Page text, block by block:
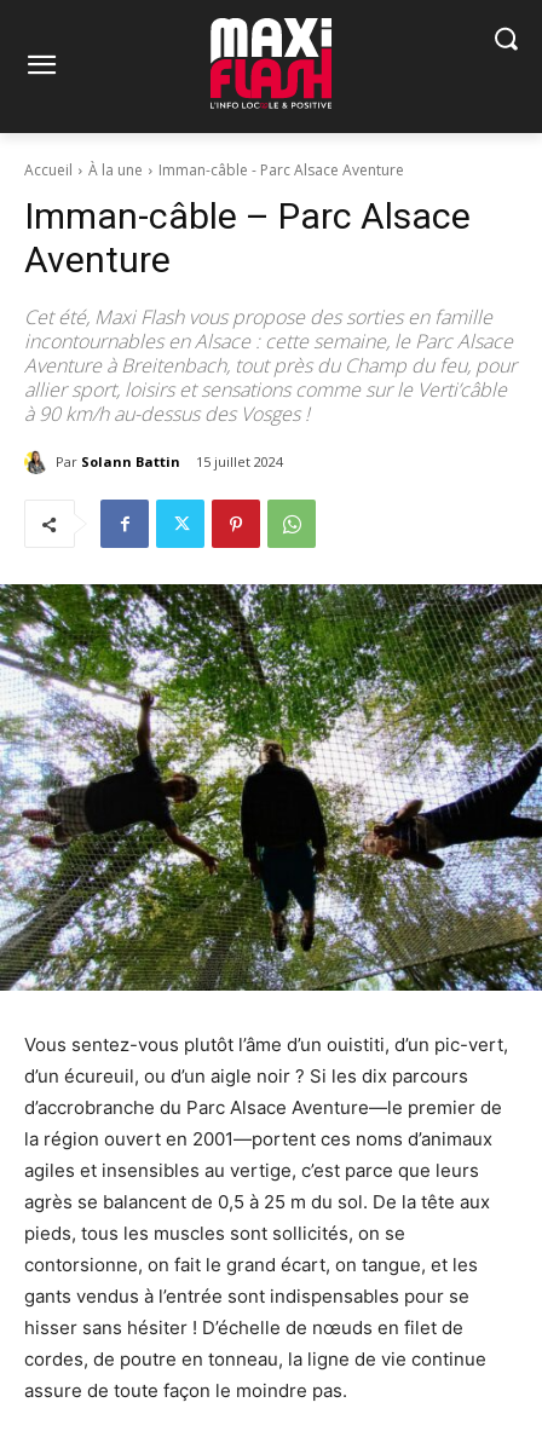
Accueil À la une Imman-câble - Parc Alsace Aventure
Imman-câble – Parc Alsace
Aventure
Cet été, Maxi Flash vous propose des sorties en famille
incontournables en Alsace : cette semaine, le Parc Alsace
Aventure à Breitenbach, tout près du Champ du feu, pour
allier sport, loisirs et sensations comme sur le Verti’câble
à 90 km/h au-dessus des Vosges !
Par Solann Battin 15 juillet 2024
Vous sentez-vous plutôt l’âme d’un ouistiti, d’un pic-vert,
d’un écureuil, ou d’un aigle noir ? Si les dix parcours
d’accrobranche du Parc Alsace Aventure—le premier de
la région ouvert en 2001—portent ces noms d’animaux
agiles et insensibles au vertige, c’est parce que leurs
agrès se balancent de 0,5 à 25 m du sol. De la tête aux
pieds, tous les muscles sont sollicités, on se
contorsionne, on fait le grand écart, on tangue, et les
gants vendus à l’entrée sont indispensables pour se
hisser sans hésiter ! D’échelle de nœuds en filet de
cordes, de poutre en tonneau, la ligne de vie continue
assure de toute façon le moindre pas.